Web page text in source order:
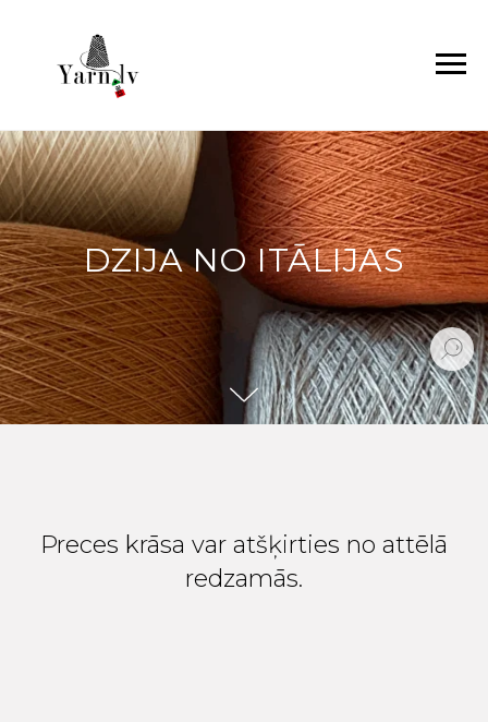
DZIJA NO ITĀLIJAS
Preces krāsa var atšķirties no attēlā
redzamās.